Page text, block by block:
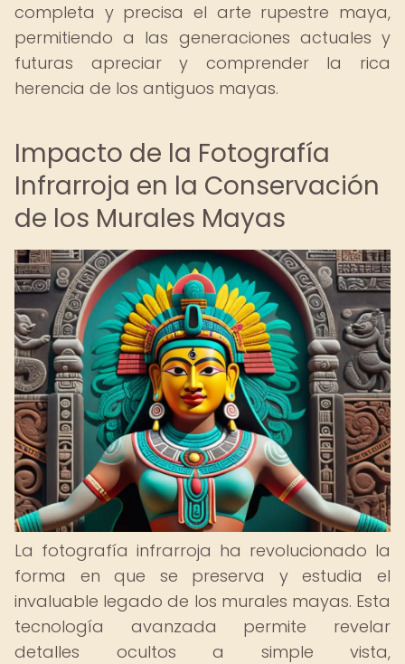
completa y precisa el arte rupestre maya,
permitiendo a las generaciones actuales y
futuras apreciar y comprender la rica
herencia de los antiguos mayas.
Impacto de la Fotografía
Infrarroja en la Conservación
de los Murales Mayas
La fotografía infrarroja ha revolucionado la
forma en que se preserva y estudia el
invaluable legado de los murales mayas. Esta
tecnología avanzada permite revelar
detalles ocultos a simple vista,